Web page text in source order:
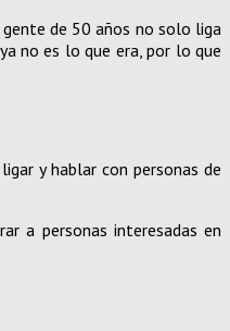
de 50 años no solo liga
no es lo que era, por lo que
y hablar con personas de
a personas interesadas en